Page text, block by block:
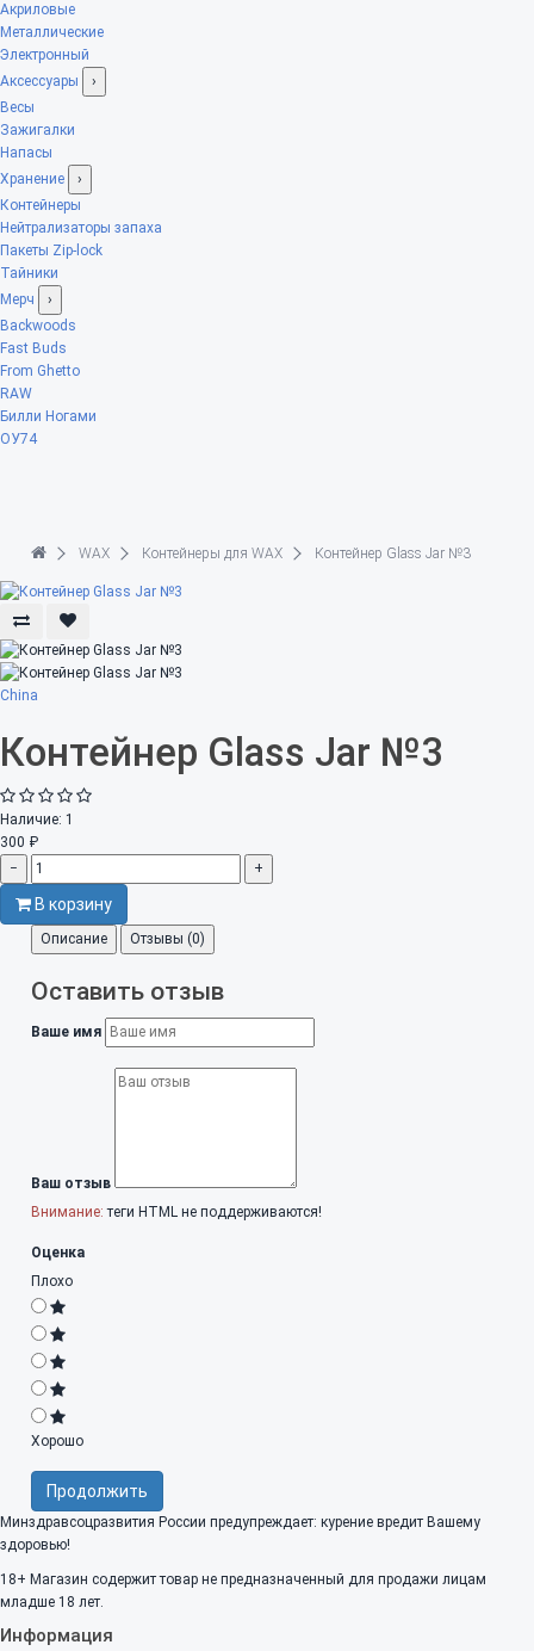
Акриловые
Металлические
Электронный
Аксессуары
›
Весы
Зажигалки
Напасы
Хранение
›
Контейнеры
Нейтрализаторы запаха
Пакеты Zip-lock
Тайники
Мерч
›
Backwoods
Fast Buds
From Ghetto
RAW
Билли Ногами
ОУ74
WAX Контейнеры для WAX Контейнер Glass Jar №3
China
Контейнер Glass Jar №3
Наличие: 1
300 ₽
−
+
В корзину
Описание Отзывы (0)
Оставить отзыв
Ваше имя
Ваш отзыв
Внимание: теги HTML не поддерживаются!
Оценка
Плохо
Хорошо
Продолжить
Минздравсоцразвития России предупреждает: курение вредит Вашему
здоровью!
18+ Магазин содержит товар не предназначенный для продажи лицам
младше 18 лет.
Информация